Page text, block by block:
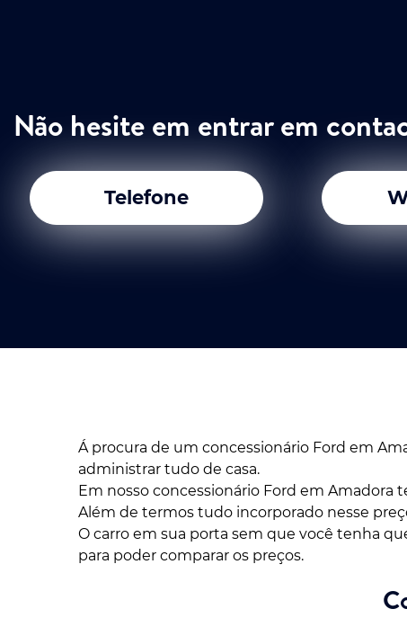
Não hesite em entrar em
Telefone
Á procura de um concessionário Ford em
administrar tudo de casa.
Em nosso concessionário Ford em
Além de termos tudo incorporado nesse
O carro em sua porta sem que você tenha
para poder comparar os preços.